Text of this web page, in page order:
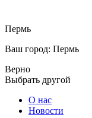
Пермь
Ваш город: Пермь
Верно
Выбрать другой
О нас
Новости